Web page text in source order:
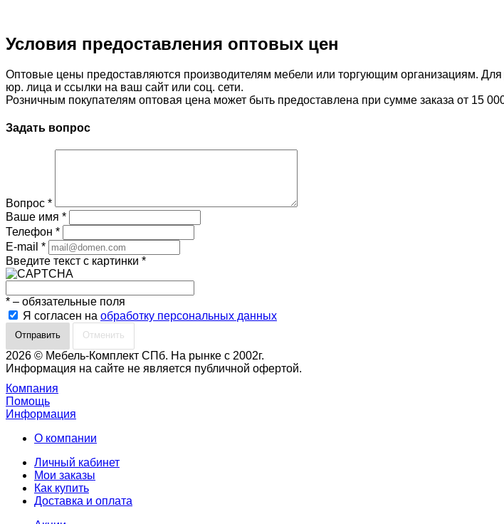
Условия предоставления оптовых цен
Оптовые цены предоставляются производителям мебели или торгующим организациям. Для
юр. лица и ссылки на ваш сайт или соц. сети.
Розничным покупателям оптовая цена может быть предоставлена при сумме заказа от 15
Задать вопрос
Вопрос *
Ваше имя *
Телефон *
E-mail *
Введите текст с картинки *
* – обязательные поля
Я согласен на обработку персональных данных
Отменить
2026 © Мебель-Комплект СПб. На рынке с 2002г.
Информация на сайте не является публичной офертой.
Компания
Помощь
Информация
О компании
Личный кабинет
Мои заказы
Как купить
Доставка и оплата